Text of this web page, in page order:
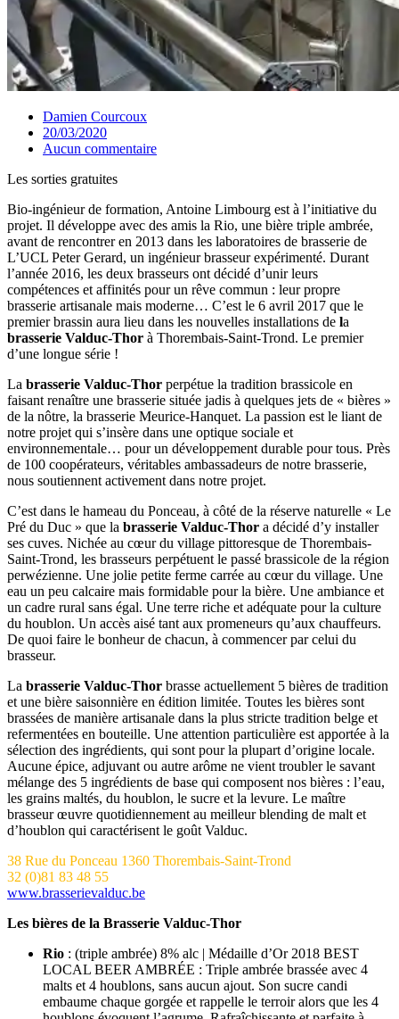
Damien Courcoux
20/03/2020
Aucun commentaire
Les sorties gratuites
Bio-ingénieur de formation, Antoine Limbourg est à l’initiative du
projet. Il développe avec des amis la Rio, une bière triple ambrée,
avant de rencontrer en 2013 dans les laboratoires de brasserie de
L’UCL Peter Gerard, un ingénieur brasseur expérimenté. Durant
l’année 2016, les deux brasseurs ont décidé d’unir leurs
compétences et affinités pour un rêve commun : leur propre
brasserie artisanale mais moderne… C’est le 6 avril 2017 que le
premier brassin aura lieu dans les nouvelles installations de la
brasserie Valduc-Thor à Thorembais-Saint-Trond. Le premier
d’une longue série !
La brasserie Valduc-Thor perpétue la tradition brassicole en
faisant renaître une brasserie située jadis à quelques jets de « bières »
de la nôtre, la brasserie Meurice-Hanquet. La passion est le liant de
notre projet qui s’insère dans une optique sociale et
environnementale… pour un développement durable pour tous. Près
de 100 coopérateurs, véritables ambassadeurs de notre brasserie,
nous soutiennent activement dans notre projet.
C’est dans le hameau du Ponceau, à côté de la réserve naturelle « Le
Pré du Duc » que la brasserie Valduc-Thor a décidé d’y installer
ses cuves. Nichée au cœur du village pittoresque de Thorembais-
Saint-Trond, les brasseurs perpétuent le passé brassicole de la région
perwézienne. Une jolie petite ferme carrée au cœur du village. Une
eau un peu calcaire mais formidable pour la bière. Une ambiance et
un cadre rural sans égal. Une terre riche et adéquate pour la culture
du houblon. Un accès aisé tant aux promeneurs qu’aux chauffeurs.
De quoi faire le bonheur de chacun, à commencer par celui du
brasseur.
La brasserie Valduc-Thor brasse actuellement 5 bières de tradition
et une bière saisonnière en édition limitée. Toutes les bières sont
brassées de manière artisanale dans la plus stricte tradition belge et
refermentées en bouteille. Une attention particulière est apportée à la
sélection des ingrédients, qui sont pour la plupart d’origine locale.
Aucune épice, adjuvant ou autre arôme ne vient troubler le savant
mélange des 5 ingrédients de base qui composent nos bières : l’eau,
les grains maltés, du houblon, le sucre et la levure. Le maître
brasseur œuvre quotidiennement au meilleur blending de malt et
d’houblon qui caractérisent le goût Valduc.
38 Rue du Ponceau 1360 Thorembais-Saint-Trond
32 (0)81 83 48 55
www.brasserievalduc.be
Les bières de la Brasserie Valduc-Thor
Rio : (triple ambrée) 8% alc | Médaille d’Or 2018 BEST
LOCAL BEER AMBRÉE : Triple ambrée brassée avec 4
malts et 4 houblons, sans aucun ajout. Son sucre candi
embaume chaque gorgée et rappelle le terroir alors que les 4